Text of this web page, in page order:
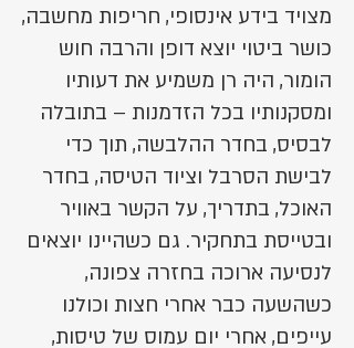
מצויד בידע אינסופי, חריפות מחשבה,
כושר ביטוי יוצא דופן והרבה חוש
הומור, היה רן משמיע את דעותיו
ומסקנותיו בכל הזדמנות – בתובלה
לבסיס, בחדר ההלבשה, תוך כדי
לבישת הסרבל וציוד הטיסה, בחדר
האוכל, בתדריך, על הקשר באוויר
ובטייסת בתחקיר. גם כשהיינו יוצאים
לנסיעה ארוכה בחזרה צפונה,
כשהשעה כבר אחרי חצות וכולנו
עייפים, אחרי יום עמוס של טיסות,